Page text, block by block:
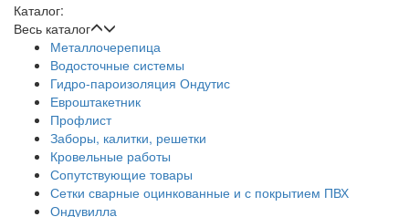
Каталог:
Весь каталог
Металлочерепица
Водосточные системы
Гидро-пароизоляция Ондутис
Евроштакетник
Профлист
Заборы, калитки, решетки
Кровельные работы
Сопутствующие товары
Сетки сварные оцинкованные и с покрытием ПВХ
Ондувилла